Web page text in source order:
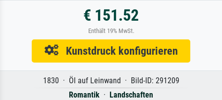
€ 151.52
Enthält 19% MwSt.
Kunstdruck konfigurieren
1830 · Öl auf Leinwand · Bild-ID: 291209
Romantik · Landschaften